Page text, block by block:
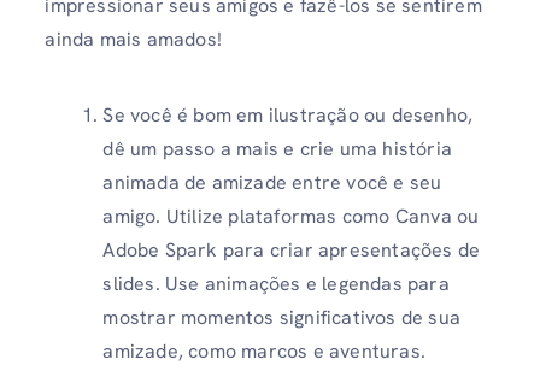
impressionar seus amigos e fazê-los se sentirem
ainda mais amados!
Se você é bom em ilustração ou desenho,
dê um passo a mais e crie uma história
animada de amizade entre você e seu
amigo. Utilize plataformas como Canva ou
Adobe Spark para criar apresentações de
slides. Use animações e legendas para
mostrar momentos significativos de sua
amizade, como marcos e aventuras.